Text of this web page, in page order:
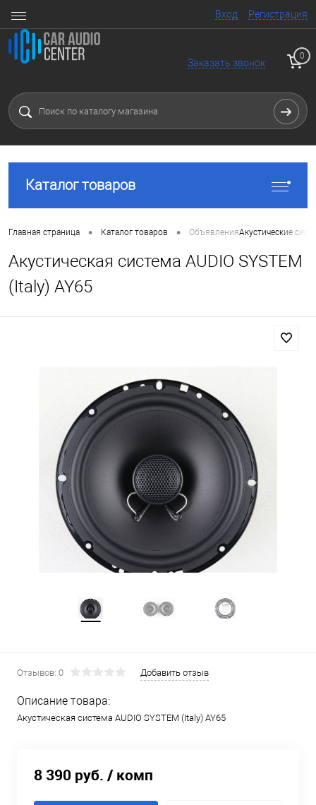
Вход Регистрация
Заказать звонок
0
Каталог товаров
Главная страница • Каталог товаров • ОбъявленияАкустические
Акустическая система AUDIO SYSTEM
(Italy) AY65
Отзывов: 0 Добавить отзыв
Описание товара:
Акустическая система AUDIO SYSTEM (Italy) AY65
8 390 руб. / комп